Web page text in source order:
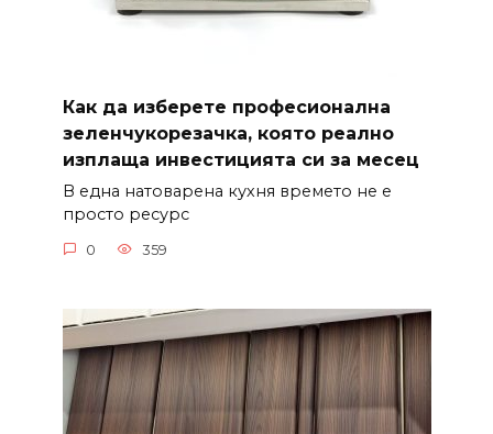
Как да изберете професионална
зеленчукорезачка, която реално
изплаща инвестицията си за месец
В една натоварена кухня времето не е
просто ресурс
0 359